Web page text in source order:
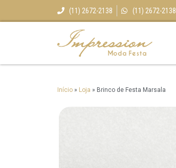
(11) 2672-2138 (11) 2672-2138
Início » Loja » Brinco de Festa Marsala